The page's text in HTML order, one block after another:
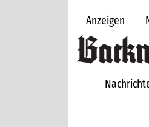
Anzeigen